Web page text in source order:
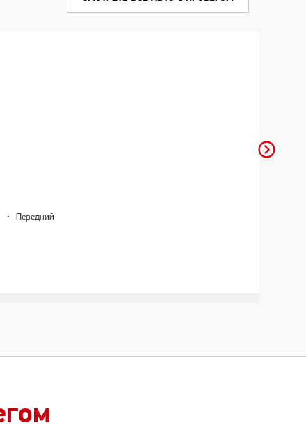
· Передний